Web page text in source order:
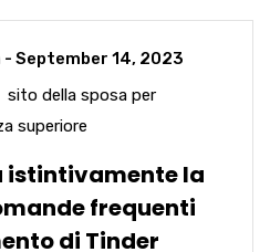
- September 14, 2023
sito della sposa per
superiore
istintivamente la
frequenti
di Tinder